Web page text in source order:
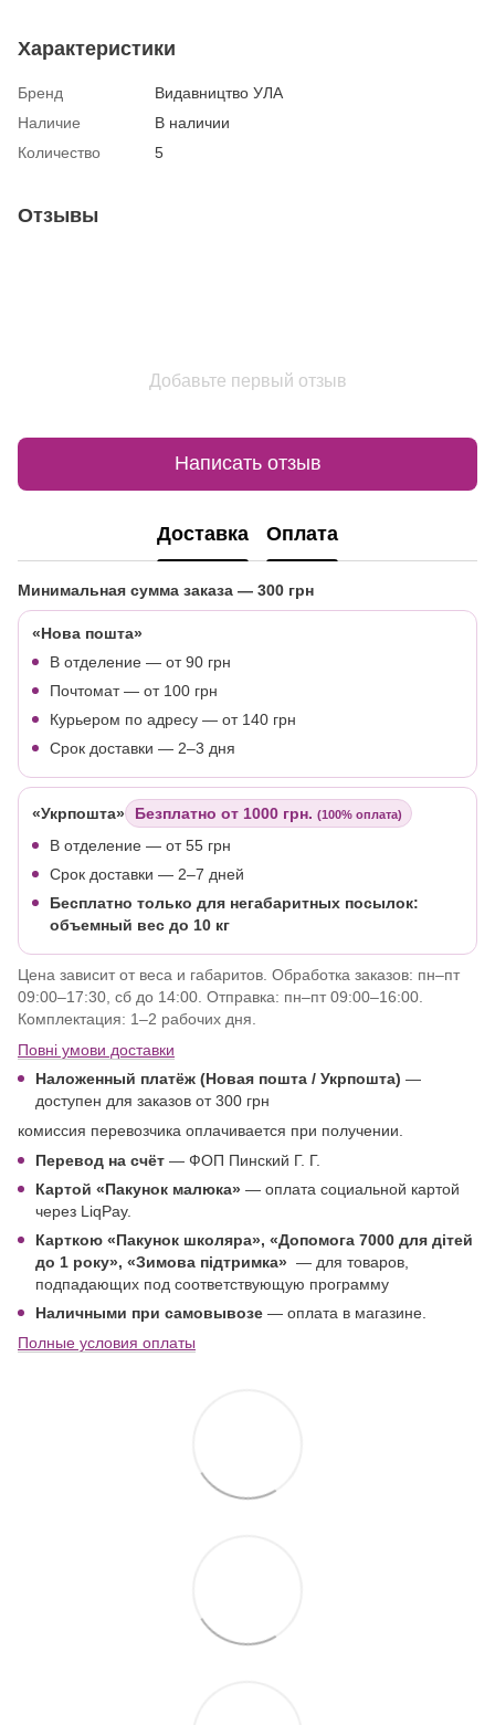
Характеристики
Бренд
Видавництво УЛА
Наличие
В наличии
Количество
5
Отзывы
Добавьте первый отзыв
Написать отзыв
Доставка Оплата
Минимальная сумма заказа — 300 грн
«Нова пошта»
В отделение — от 90 грн
Почтомат — от 100 грн
Курьером по адресу — от 140 грн
Срок доставки — 2–3 дня
«Укрпошта» Безплатно от 1000 грн. (100% оплата)
В отделение — от 55 грн
Срок доставки — 2–7 дней
Бесплатно только для негабаритных посылок:
объемный вес до 10 кг
Цена зависит от веса и габаритов. Обработка заказов: пн–пт
09:00–17:30, сб до 14:00. Отправка: пн–пт 09:00–16:00.
Комплектация: 1–2 рабочих дня.
Повні умови доставки
Наложенный платёж (Новая пошта / Укрпошта) —
доступен для заказов от 300 грн
комиссия перевозчика оплачивается при получении.
Перевод на счёт — ФОП Пинский Г. Г.
Картой «Пакунок малюка» — оплата социальной картой
через LiqPay.
Карткою «Пакунок школяра», «Допомога 7000 для дітей
до 1 року», «Зимова підтримка» — для товаров,
подпадающих под соответствующую программу
Наличными при самовывозе — оплата в магазине.
Полные условия оплаты